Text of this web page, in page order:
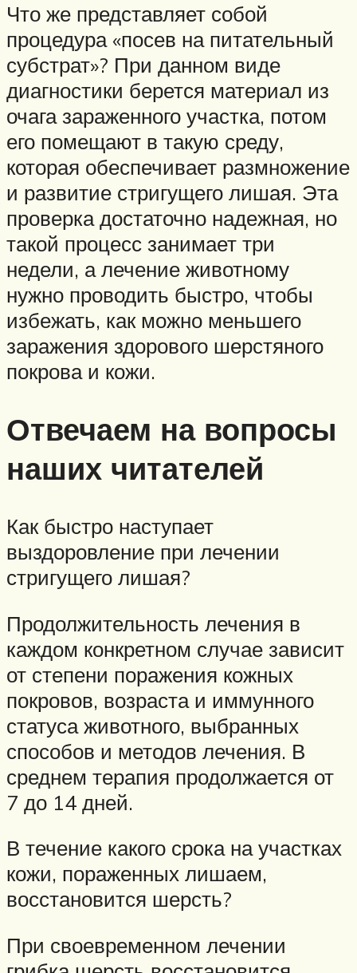
Что же представляет собой
процедура «посев на питательный
субстрат»? При данном виде
диагностики берется материал из
очага зараженного участка, потом
его помещают в такую среду,
которая обеспечивает размножение
и развитие стригущего лишая. Эта
проверка достаточно надежная, но
такой процесс занимает три
недели, а лечение животному
нужно проводить быстро, чтобы
избежать, как можно меньшего
заражения здорового шерстяного
покрова и кожи.
Отвечаем на вопросы
наших читателей
Как быстро наступает
выздоровление при лечении
стригущего лишая?
Продолжительность лечения в
каждом конкретном случае зависит
от степени поражения кожных
покровов, возраста и иммунного
статуса животного, выбранных
способов и методов лечения. В
среднем терапия продолжается от
7 до 14 дней.
В течение какого срока на участках
кожи, пораженных лишаем,
восстановится шерсть?
При своевременном лечении